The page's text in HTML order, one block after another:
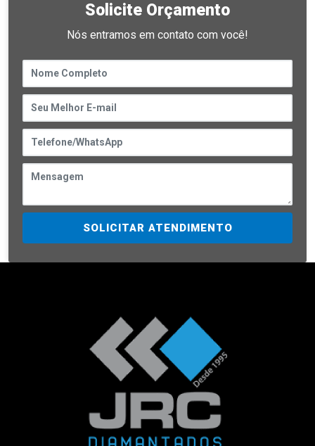
Solicite Orçamento
Nós entramos em contato com você!
SOLICITAR ATENDIMENTO